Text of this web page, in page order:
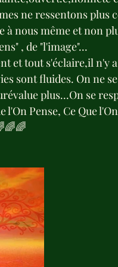
ne ressentons plus
à nous même et non
, de "l'image"...
et tout s'éclaire,il n'y
sont fluides. On ne
plus...On se
l'On Pense, Ce Que